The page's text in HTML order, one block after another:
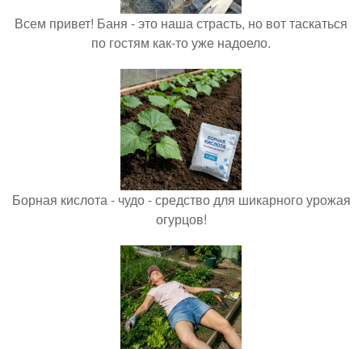
Всем привет! Баня - это наша страсть, но вот таскаться
по гостям как-то уже надоело.
Борная кислота - чудо - средство для шикарного урожая
огурцов!